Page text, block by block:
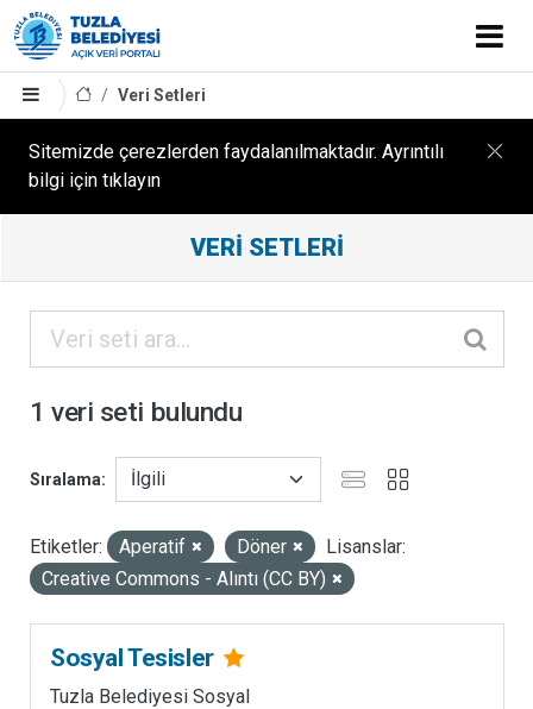
Veri Setleri
Sitemizde çerezlerden faydalanılmaktadır. Ayrıntılı
bilgi için tıklayın
Sonuçları
ORGANIZASYONLAR
KATEGORILER
ETIKETLER
LISANSLAR
VERI SETLERI
1 veri seti bulundu
Sıralama
Etiketler: Aperatif Döner
Lisanslar:
Creative Commons - Alıntı (CC BY)
Sosyal Tesisler
Tuzla Belediyesi Sosyal